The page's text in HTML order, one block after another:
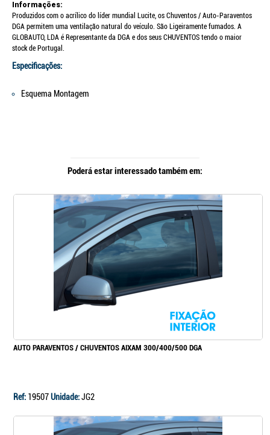
Informações:
Produzidos com o acrílico do líder mundial Lucite, os Chuventos / Auto-Paraventos
DGA permitem uma ventilação natural do veículo. São Ligeiramente fumados. A
GLOBAUTO, LDA é Representante da DGA e dos seus CHUVENTOS tendo o maior
stock de Portugal.
Especificações:
Esquema Montagem
Poderá estar interessado também em:
AUTO PARAVENTOS / CHUVENTOS AIXAM 300/400/500 DGA
Ref: 19507Unidade:JG2